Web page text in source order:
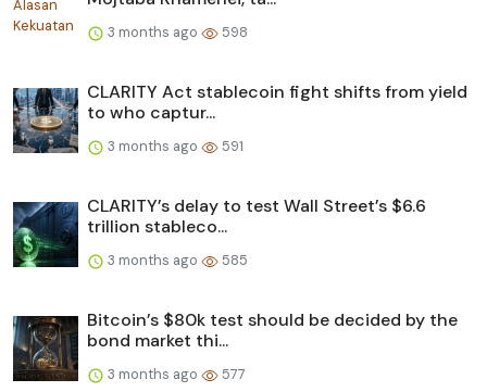
3 months ago 598
CLARITY Act stablecoin fight shifts from yield
to who captur...
3 months ago 591
CLARITY’s delay to test Wall Street’s $6.6
trillion stableco...
3 months ago 585
Bitcoin’s $80k test should be decided by the
bond market thi...
3 months ago 577